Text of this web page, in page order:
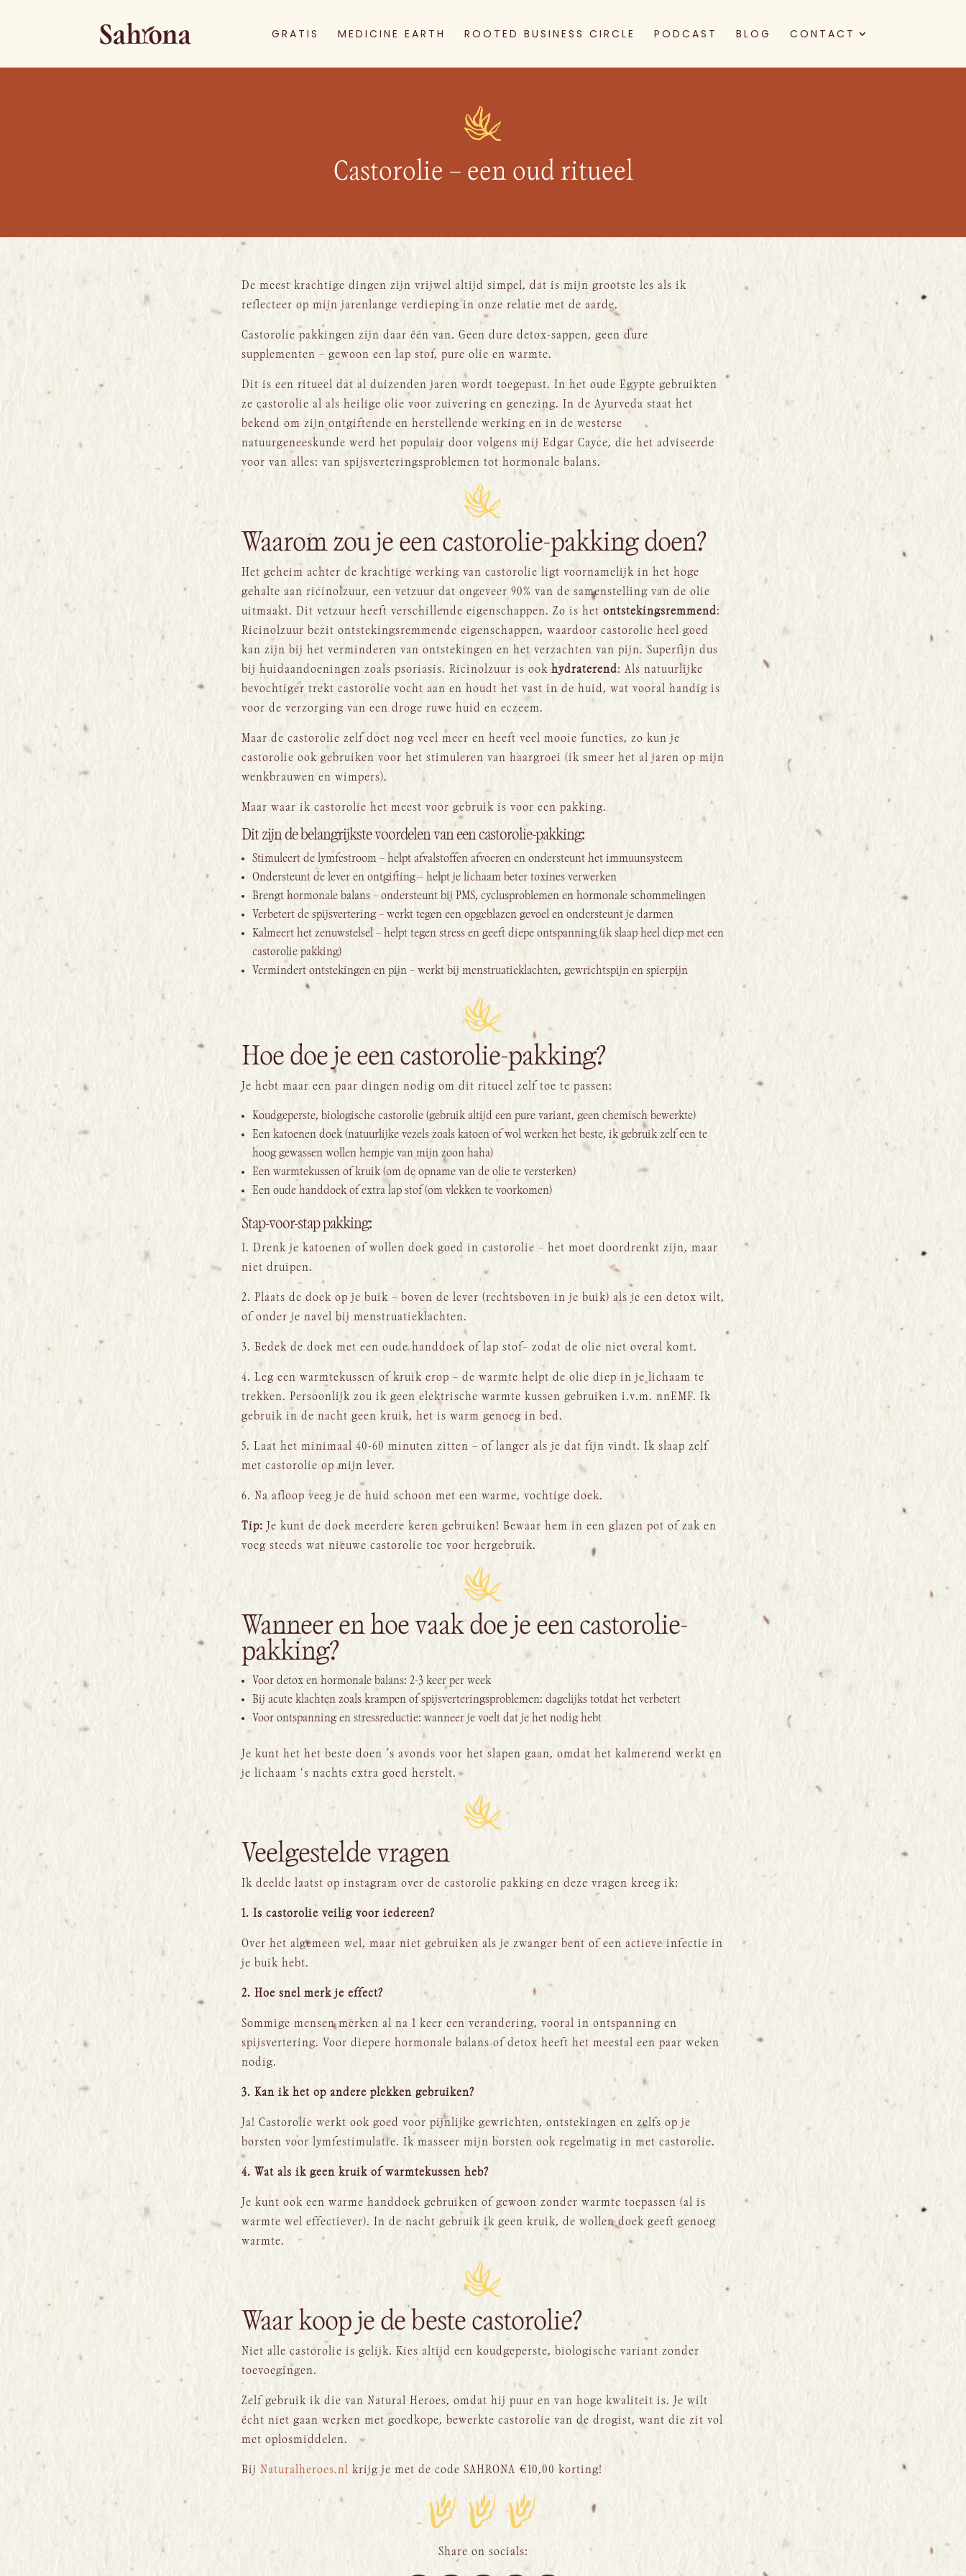
GRATIS MEDICINE EARTH ROOTED BUSINESS CIRCLE PODCAST BLOG CONTACT
Castorolie – een oud ritueel
De meest krachtige dingen zijn vrijwel altijd simpel, dat is mijn grootste les als ik
reflecteer op mijn jarenlange verdieping in onze relatie met de aarde.
Castorolie pakkingen zijn daar één van. Geen dure detox-sappen, geen dure
supplementen – gewoon een lap stof, pure olie en warmte.
Dit is een ritueel dat al duizenden jaren wordt toegepast. In het oude Egypte gebruikten
ze castorolie al als heilige olie voor zuivering en genezing. In de Ayurveda staat het
bekend om zijn ontgiftende en herstellende werking en in de westerse
natuurgeneeskunde werd het populair door volgens mij Edgar Cayce, die het adviseerde
voor van alles: van spijsverteringsproblemen tot hormonale balans.
Waarom zou je een castorolie-pakking doen?
Het geheim achter de krachtige werking van castorolie ligt voornamelijk in het hoge
gehalte aan ricinolzuur, een vetzuur dat ongeveer 90% van de samenstelling van de olie
uitmaakt. Dit vetzuur heeft verschillende eigenschappen. Zo is het ontstekingsremmend:
Ricinolzuur bezit ontstekingsremmende eigenschappen, waardoor castorolie heel goed
kan zijn bij het verminderen van ontstekingen en het verzachten van pijn. Superfijn dus
bij huidaandoeningen zoals psoriasis. Ricinolzuur is ook hydraterend: Als natuurlijke
bevochtiger trekt castorolie vocht aan en houdt het vast in de huid, wat vooral handig is
voor de verzorging van een droge ruwe huid en eczeem.
Maar de castorolie zelf doet nog veel meer en heeft veel mooie functies, zo kun je
castorolie ook gebruiken voor het stimuleren van haargroei (ik smeer het al jaren op mijn
wenkbrauwen en wimpers).
Maar waar ik castorolie het meest voor gebruik is voor een pakking.
Dit zijn de belangrijkste voordelen van een castorolie-pakking:
Stimuleert de lymfestroom – helpt afvalstoffen afvoeren en ondersteunt het immuunsysteem
Ondersteunt de lever en ontgifting – helpt je lichaam beter toxines verwerken
Brengt hormonale balans – ondersteunt bij PMS, cyclusproblemen en hormonale schommelingen
Verbetert de spijsvertering – werkt tegen een opgeblazen gevoel en ondersteunt je darmen
Kalmeert het zenuwstelsel – helpt tegen stress en geeft diepe ontspanning (ik slaap heel diep met een
castorolie pakking)
Vermindert ontstekingen en pijn – werkt bij menstruatieklachten, gewrichtspijn en spierpijn
Hoe doe je een castorolie-pakking?
Je hebt maar een paar dingen nodig om dit ritueel zelf toe te passen:
Koudgeperste, biologische castorolie (gebruik altijd een pure variant, geen chemisch bewerkte)
Een katoenen doek (natuurlijke vezels zoals katoen of wol werken het beste, ik gebruik zelf een te
hoog gewassen wollen hempje van mijn zoon haha)
Een warmtekussen of kruik (om de opname van de olie te versterken)
Een oude handdoek of extra lap stof (om vlekken te voorkomen)
Stap-voor-stap pakking:
1. Drenk je katoenen of wollen doek goed in castorolie – het moet doordrenkt zijn, maar
niet druipen.
2. Plaats de doek op je buik – boven de lever (rechtsboven in je buik) als je een detox wilt,
of onder je navel bij menstruatieklachten.
3. Bedek de doek met een oude handdoek of lap stof– zodat de olie niet overal komt.
4. Leg een warmtekussen of kruik erop – de warmte helpt de olie diep in je lichaam te
trekken. Persoonlijk zou ik geen elektrische warmte kussen gebruiken i.v.m. nnEMF. Ik
gebruik in de nacht geen kruik, het is warm genoeg in bed.
5. Laat het minimaal 40-60 minuten zitten – of langer als je dat fijn vindt. Ik slaap zelf
met castorolie op mijn lever.
6. Na afloop veeg je de huid schoon met een warme, vochtige doek.
Tip: Je kunt de doek meerdere keren gebruiken! Bewaar hem in een glazen pot of zak en
voeg steeds wat nieuwe castorolie toe voor hergebruik.
Wanneer en hoe vaak doe je een castorolie-
pakking?
Voor detox en hormonale balans: 2-3 keer per week
Bij acute klachten zoals krampen of spijsverteringsproblemen: dagelijks totdat het verbetert
Voor ontspanning en stressreductie: wanneer je voelt dat je het nodig hebt
Je kunt het het beste doen ’s avonds voor het slapen gaan, omdat het kalmerend werkt en
je lichaam ‘s nachts extra goed herstelt.
Veelgestelde vragen
Ik deelde laatst op instagram over de castorolie pakking en deze vragen kreeg ik:
1. Is castorolie veilig voor iedereen?
Over het algemeen wel, maar niet gebruiken als je zwanger bent of een actieve infectie in
je buik hebt.
2. Hoe snel merk je effect?
Sommige mensen merken al na 1 keer een verandering, vooral in ontspanning en
spijsvertering. Voor diepere hormonale balans of detox heeft het meestal een paar weken
nodig.
3. Kan ik het op andere plekken gebruiken?
Ja! Castorolie werkt ook goed voor pijnlijke gewrichten, ontstekingen en zelfs op je
borsten voor lymfestimulatie. Ik masseer mijn borsten ook regelmatig in met castorolie.
4. Wat als ik geen kruik of warmtekussen heb?
Je kunt ook een warme handdoek gebruiken of gewoon zonder warmte toepassen (al is
warmte wel effectiever). In de nacht gebruik ik geen kruik, de wollen doek geeft genoeg
warmte.
Waar koop je de beste castorolie?
Niet alle castorolie is gelijk. Kies altijd een koudgeperste, biologische variant zonder
toevoegingen.
Zelf gebruik ik die van Natural Heroes, omdat hij puur en van hoge kwaliteit is. Je wilt
écht niet gaan werken met goedkope, bewerkte castorolie van de drogist, want die zit vol
met oplosmiddelen.
Bij Naturalheroes.nl krijg je met de code SAHRONA €10,00 korting!
Share on socials: